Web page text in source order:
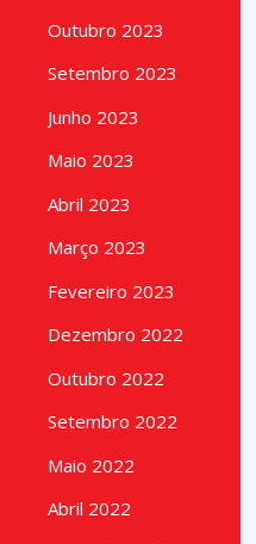
Outubro 2023
Setembro 2023
Junho 2023
Maio 2023
Abril 2023
Março 2023
Fevereiro 2023
Dezembro 2022
Outubro 2022
Setembro 2022
Maio 2022
Abril 2022